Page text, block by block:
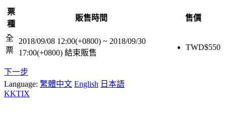
票
種
販售時間 售價
全
票
2018/09/08 12:00(+0800) ~ 2018/09/30
17:00(+0800) 結束販售
TWD$550
下一步
Language: 繁體中文 English 日本語
KKTIX